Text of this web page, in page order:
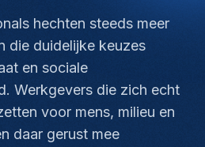
hechten steeds meer
die duidelijke keuzes
en sociale
Werkgevers die zich echt
voor mens, milieu en
daar gerust mee